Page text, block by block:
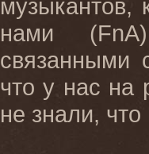
музыкантов,
нами (FnA
что у нас на
не знали,